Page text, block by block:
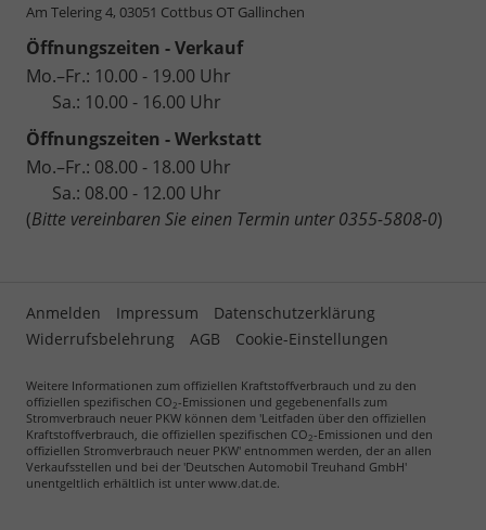
Am Telering 4, 03051 Cottbus OT Gallinchen
Öffnungszeiten - Verkauf
Mo.–Fr.: 10.00 - 19.00 Uhr
Sa.: 10.00 - 16.00 Uhr
Öffnungszeiten - Werkstatt
Mo.–Fr.: 08.00 - 18.00 Uhr
Sa.: 08.00 - 12.00 Uhr
(Bitte vereinbaren Sie einen Termin unter 0355-5808-0)
Anmelden Impressum
Datenschutzerklärung
Widerrufsbelehrung
AGB Cookie-Einstellungen
Weitere Informationen zum offiziellen Kraftstoffverbrauch und zu den
offiziellen spezifischen CO2-Emissionen und gegebenenfalls zum
Stromverbrauch neuer PKW können dem 'Leitfaden über den offiziellen
Kraftstoffverbrauch, die offiziellen spezifischen CO2-Emissionen und den
offiziellen Stromverbrauch neuer PKW' entnommen werden, der an allen
Verkaufsstellen und bei der 'Deutschen Automobil Treuhand GmbH'
unentgeltlich erhältlich ist unter www.dat.de.